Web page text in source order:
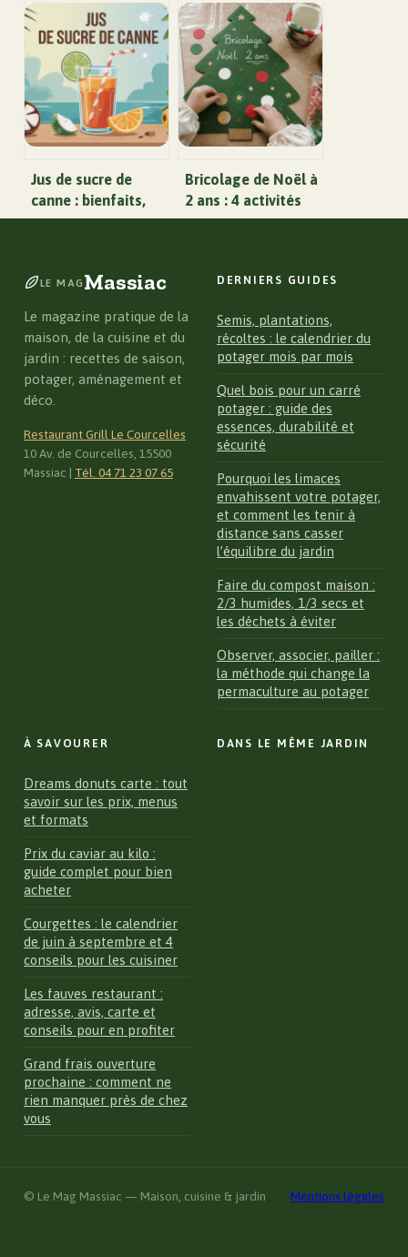
meilleures adresses
pour bien manger
au beurre de
cacahuète healthy :
gourmands et
faciles
Jus de sucre de
canne : bienfaits,
usages et
Bricolage de Noël à
2 ans : 4 activités
créatives sans
LE MAG Massiac
Le magazine pratique de la
maison, de la cuisine et du
jardin : recettes de saison,
potager, aménagement et
déco.
Restaurant Grill Le Courcelles
10 Av. de Courcelles, 15500
Massiac | Tél. 04 71 23 07 65
DERNIERS GUIDES
Semis, plantations,
récoltes : le calendrier du
potager mois par mois
Quel bois pour un carré
potager : guide des
essences, durabilité et
sécurité
Pourquoi les limaces
envahissent votre potager,
et comment les tenir à
distance sans casser
l’équilibre du jardin
Faire du compost maison :
2/3 humides, 1/3 secs et
les déchets à éviter
Observer, associer, pailler :
la méthode qui change la
permaculture au potager
À SAVOURER
Dreams donuts carte : tout
savoir sur les prix, menus
et formats
Prix du caviar au kilo :
guide complet pour bien
acheter
Courgettes : le calendrier
de juin à septembre et 4
conseils pour les cuisiner
Les fauves restaurant :
adresse, avis, carte et
conseils pour en profiter
Grand frais ouverture
prochaine : comment ne
rien manquer près de chez
vous
DANS LE MÊME JARDIN
© Le Mag Massiac — Maison, cuisine & jardin Mentions légales